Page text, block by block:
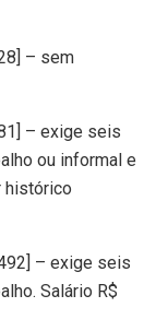
– sem
– exige seis
ou informal e
histórico
– exige seis
Salário R$